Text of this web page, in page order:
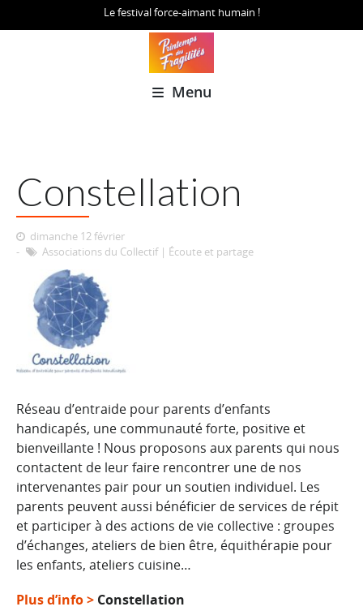
Le festival force-aimant humain !
Menu
Constellation
dimanche 12 février
Associations du Collectif| Écoute et partage
Réseau d’entraide pour parents d’enfants
handicapés, une communauté forte, positive et
bienveillante ! Nous proposons aux parents qui nous
contactent de leur faire rencontrer une de nos
intervenantes pair pour un soutien individuel. Les
parents peuvent aussi bénéficier de services de répit
et participer à des actions de vie collective : groupes
d’échanges, ateliers de bien être, équithérapie pour
les enfants, ateliers cuisine…
Plus d’info > Constellation